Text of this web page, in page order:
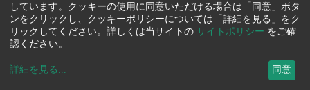
しています。クッキーの使用に同意いただける場合は「同意」ボタ
ンをクリックし、クッキーポリシーについては「詳細を見る」をク
リックしてください。詳しくは当サイトの サイトポリシー をご確
認ください。
詳細を見る ... 同意